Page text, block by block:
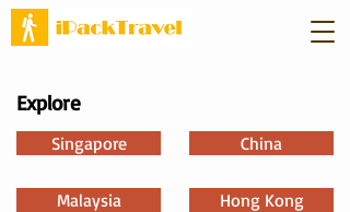
Explore
Singapore
Malaysia
China
Hong Kong